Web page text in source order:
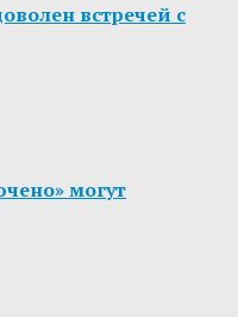
встречей с
могут